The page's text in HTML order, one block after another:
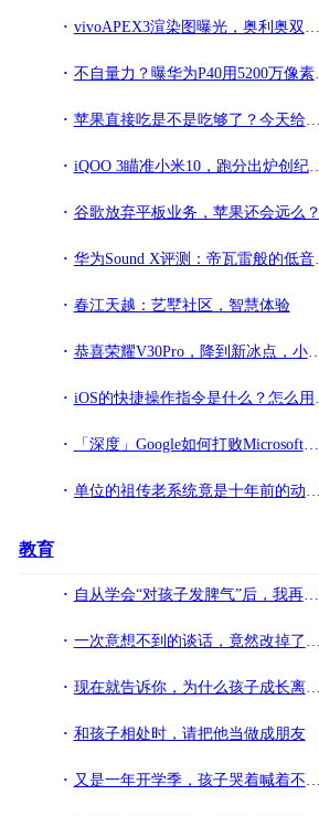
vivoAPEX3渲染图曝光，奥利奥双摄＋瀑布屏，造型设计更激进
不自量力？曝华为P40用5200万像素挑战1.08亿像素小米10
苹果直接吃是不是吃够了？今天给大家分享一个不一样的吃法
iQOO 3瞄准小米10，跑分出炉创纪录，价格可能超感人
谷歌放弃平板业务，苹果还会远么？
华为Sound X评测：帝瓦雷般的低音 那一刻我觅得了知音
春江天越：艺墅社区，智慧体验
恭喜荣耀V30Pro，降到新冰点，小米10你还扛得住吗？
iOS的快捷操作指令是什么？怎么用？—捷径实用指南
「深度」Google如何打败Microsoft，称霸浏览器市场？
单位的祖传老系统竟是十年前的动力内容系统，源码拿来自己搭个
教育
自从学会“对孩子发脾气”后，我再也不为教育孩子这件事发愁了
一次意想不到的谈话，竟然改掉了孩子厌学、缺动力、无目标的问题
现在就告诉你，为什么孩子成长离不开感觉统合
和孩子相处时，请把他当做成朋友
又是一年开学季，孩子哭着喊着不愿意上幼儿园，家长应该怎样引导